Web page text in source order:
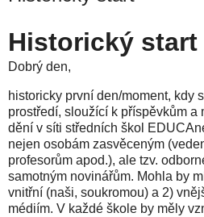
Historický start
Dobrý den,
historicky první den/moment, kdy
prostředí, sloužící k příspěvkům a
dění v síti středních škol
nejen osobám zasvěceným
profesorům apod.), ale tzv.
samotným novinářům. Mohla by
vnitřní (naši, soukromou) a 2)
médiím. V každé škole by měly